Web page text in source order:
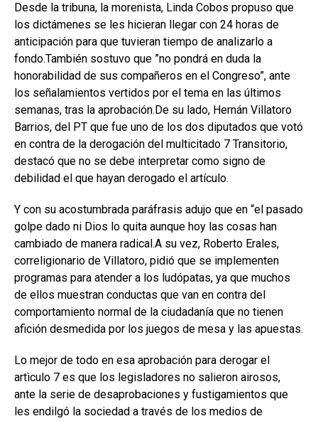
Desde la tribuna, la morenista, Linda Cobos propuso que
los dictámenes se les hicieran llegar con 24 horas de
anticipación para que tuvieran tiempo de analizarlo a
fondo.También sostuvo que ”no pondrá en duda la
honorabilidad de sus compañeros en el Congreso”, ante
los señalamientos vertidos por el tema en las últimos
semanas, tras la aprobación.De su lado, Hernán Villatoro
Barrios, del PT que fue uno de los dos diputados que votó
en contra de la derogación del multicitado 7 Transitorio,
destacó que no se debe interpretar como signo de
debilidad el que hayan derogado el artículo.
Y con su acostumbrada paráfrasis adujo que en “el pasado
golpe dado ni Dios lo quita aunque hoy las cosas han
cambiado de manera radical.A su vez, Roberto Erales,
correligionario de Villatoro, pidió que se implementen
programas para atender a los ludópatas, ya que muchos
de ellos muestran conductas que van en contra del
comportamiento normal de la ciudadanía que no tienen
afición desmedida por los juegos de mesa y las apuestas.
Lo mejor de todo en esa aprobación para derogar el
artìculo 7 es que los legisladores no salieron airosos,
ante la serie de desaprobaciones y fustigamientos que
les endilgó la sociedad a través de los medios de